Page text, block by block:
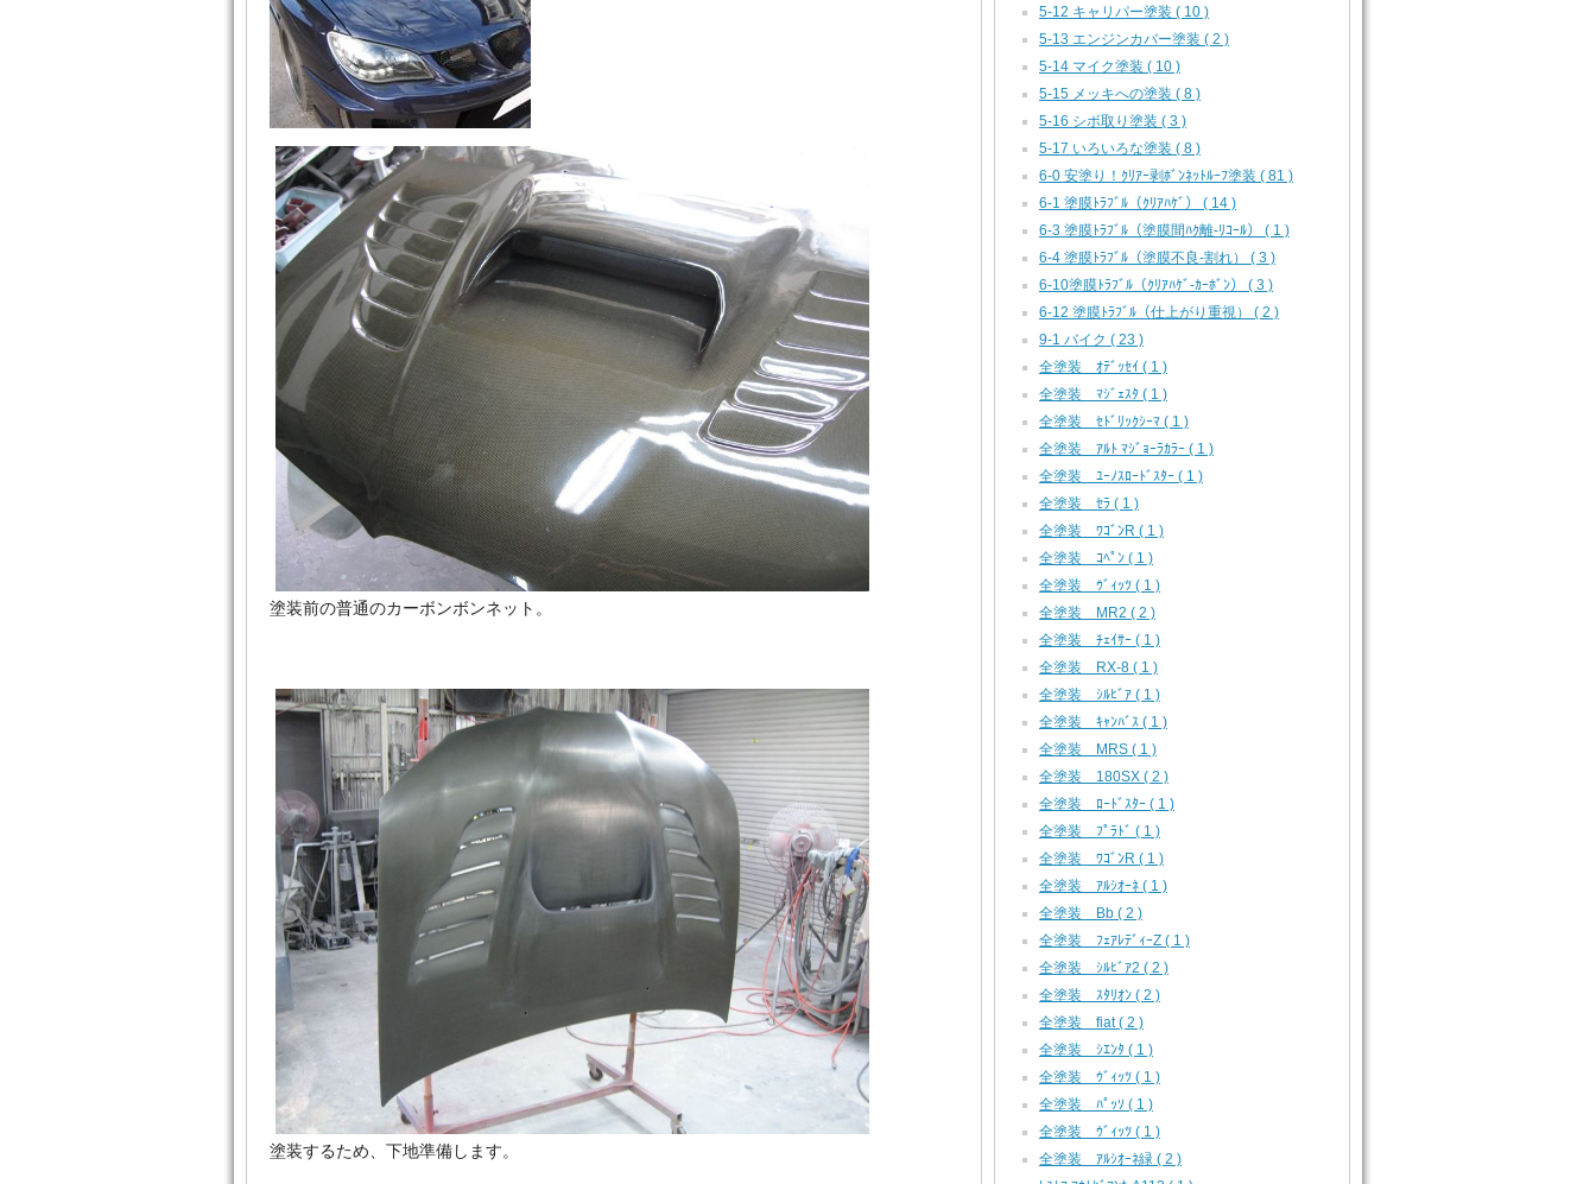
塗装前の普通のカーボンボンネット。
塗装するため、下地準備します。
5-12 キャリパー塗装 ( 10 )
5-13 エンジンカバー塗装 ( 2 )
5-14 マイク塗装 ( 10 )
5-15 メッキへの塗装 ( 8 )
5-16 シボ取り塗装 ( 3 )
5-17 いろいろな塗装 ( 8 )
6-0 安塗り！ｸﾘｱｰ剥ﾎﾞﾝﾈｯﾄﾙｰﾌ塗装 ( 81 )
6-1 塗膜ﾄﾗﾌﾞﾙ（ｸﾘｱﾊｹﾞ） ( 14 )
6-3 塗膜ﾄﾗﾌﾞﾙ（塗膜間ﾊｸ離-ﾘｺｰﾙ） ( 1 )
6-4 塗膜ﾄﾗﾌﾞﾙ（塗膜不良-割れ） ( 3 )
6-10塗膜ﾄﾗﾌﾞﾙ（ｸﾘｱﾊｹﾞ-ｶｰﾎﾞﾝ） ( 3 )
6-12 塗膜ﾄﾗﾌﾞﾙ（仕上がり重視） ( 2 )
9-1 バイク ( 23 )
全塗装 ｵﾃﾞｯｾｲ ( 1 )
全塗装 ﾏｼﾞｪｽﾀ ( 1 )
全塗装 ｾﾄﾞﾘｯｸｼｰﾏ ( 1 )
全塗装 ｱﾙﾄ ﾏｼﾞｮｰﾗｶﾗｰ ( 1 )
全塗装 ﾕｰﾉｽﾛｰﾄﾞｽﾀｰ ( 1 )
全塗装 ｾﾗ ( 1 )
全塗装 ﾜｺﾞﾝR ( 1 )
全塗装 ｺﾍﾟﾝ ( 1 )
全塗装 ｳﾞｨｯﾂ ( 1 )
全塗装 MR2 ( 2 )
全塗装 ﾁｪｲｻｰ ( 1 )
全塗装 RX-8 ( 1 )
全塗装 ｼﾙﾋﾞｱ ( 1 )
全塗装 ｷｬﾝﾊﾞｽ ( 1 )
全塗装 MRS ( 1 )
全塗装 180SX ( 2 )
全塗装 ﾛｰﾄﾞｽﾀｰ ( 1 )
全塗装 ﾌﾟﾗﾄﾞ ( 1 )
全塗装 ﾜｺﾞﾝR ( 1 )
全塗装 ｱﾙｼｵｰﾈ ( 1 )
全塗装 Bb ( 2 )
全塗装 ﾌｪｱﾚﾃﾞｨｰZ ( 1 )
全塗装 ｼﾙﾋﾞｱ2 ( 2 )
全塗装 ｽﾀﾘｵﾝ ( 2 )
全塗装 fiat ( 2 )
全塗装 ｼｴﾝﾀ ( 1 )
全塗装 ｳﾞｨｯﾂ ( 1 )
全塗装 ﾊﾟｯｿ ( 1 )
全塗装 ｳﾞｨｯﾂ ( 1 )
全塗装 ｱﾙｼｵｰﾈ緑 ( 2 )